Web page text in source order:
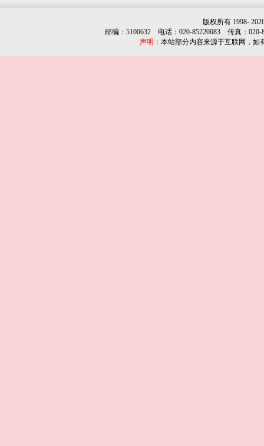
版权所有 1998-
邮编：5100632 电话：020-85220083 传真：
声明 ：本站部分内容来源于互联网，如